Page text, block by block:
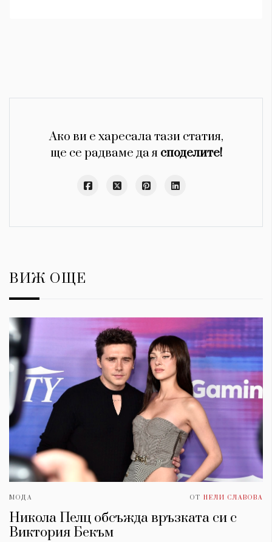
Ако ви е харесала тази статия,
ще се радваме да я споделите!
ВИЖ ОЩЕ
МОДА ОТ НЕЛИ СЛАВОВА
Никола Пелц обсъжда връзката си с
Виктория Бекъм